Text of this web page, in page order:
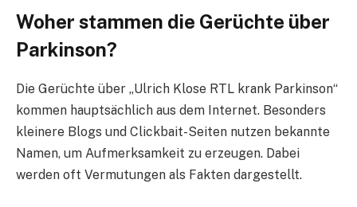
Woher stammen die Gerüchte über
Parkinson?
Die Gerüchte über „Ulrich Klose RTL krank Parkinson“
kommen hauptsächlich aus dem Internet. Besonders
kleinere Blogs und Clickbait-Seiten nutzen bekannte
Namen, um Aufmerksamkeit zu erzeugen. Dabei
werden oft Vermutungen als Fakten dargestellt.